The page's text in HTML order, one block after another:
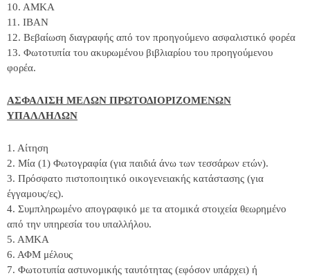
10. ΑΜΚΑ
11. IBAN
12. Βεβαίωση διαγραφής από τον προηγούμενο ασφαλιστικό φορέα
13. Φωτοτυπία του ακυρωμένου βιβλιαρίου του προηγούμενου
φορέα.
ΑΣΦΑΛΙΣΗ ΜΕΛΩΝ ΠΡΩΤΟΔΙΟΡΙΖΟΜΕΝΩΝ
ΥΠΑΛΛΗΛΩΝ
1. Αίτηση
2. Μία (1) Φωτογραφία (για παιδιά άνω των τεσσάρων ετών).
3. Πρόσφατο πιστοποιητικό οικογενειακής κατάστασης (για
έγγαμους/ες).
4. Συμπληρωμένο απογραφικό με τα ατομικά στοιχεία θεωρημένο
από την υπηρεσία του υπαλλήλου.
5. ΑΜΚΑ
6. ΑΦΜ μέλους
7. Φωτοτυπία αστυνομικής ταυτότητας (εφόσον υπάρχει) ή